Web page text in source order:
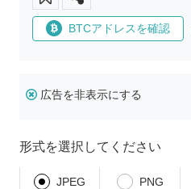
BTCアドレスを確認
広告を非表示にする
形式を選択してください
JPEG PNG